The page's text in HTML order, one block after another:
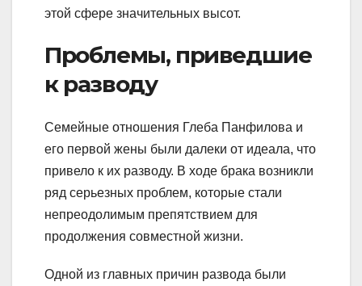
этой сфере значительных высот.
Проблемы, приведшие
к разводу
Семейные отношения Глеба Панфилова и
его первой жены были далеки от идеала, что
привело к их разводу. В ходе брака возникли
ряд серьезных проблем, которые стали
непреодолимым препятствием для
продолжения совместной жизни.
Одной из главных причин развода были